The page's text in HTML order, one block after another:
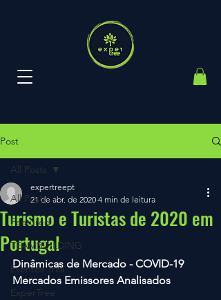
Post
All Posts
Featured
TEAMBUILDING
Eventos Trail
ExperTree
All Posts
Turismo e Turistas de 2020 em
Portugal
expertreept
21 de abr. de 2020 4 min de leitura
Dinâmicas de Mercado - COVID-19
Mercados Emissores Analisados